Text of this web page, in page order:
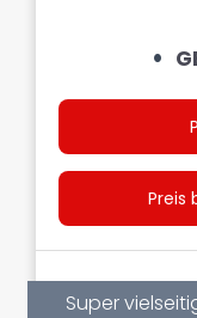
Preis
Super